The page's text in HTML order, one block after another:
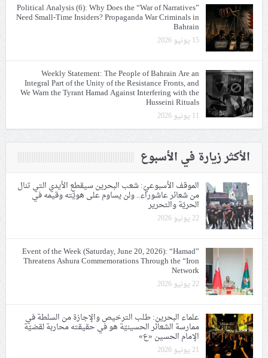
Political Analysis (6): Why Does the “War of Narratives”
Need Small-Time Insiders? Propaganda War Criminals in
Bahrain
15 يونيو 2026
Weekly Statement: The People of Bahrain Are an
Integral Part of the Unity of the Resistance Fronts, and
We Warn the Tyrant Hamad Against Interfering with the
Husseini Rituals
11 يونيو 2026
الأكثر زيارة في الأسبوع
الموقف الأسبوعيّ: شعب البحرين سيقطع الأيدي التي تنال
من شعائر عاشوراء.. ولن يساوم على هويّته وقيمه في
الحريّة والتحرير
22 يونيو 2026
Event of the Week (Saturday, June 20, 2026): “Hamad”
Threatens Ashura Commemorations Through the “Iron
Network
22 يونيو 2026
علماء البحرين: طلب الترخيص والإجازة من السلطة في
ممارسة الشعائر الحسينيّة هو في حقيقته محاربة لقضيّة
الإمام الحسين «ع»
21 يونيو 2026